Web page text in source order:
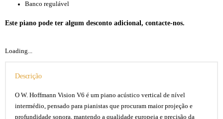
Banco regulável
Este piano pode ter algum desconto adicional, contacte-nos.
Loading...
Descrição
O W. Hoffmann Vision V6 é um piano acústico vertical de nível
intermédio, pensado para pianistas que procuram maior projeção e
profundidade sonora, mantendo a qualidade europeia e precisão da